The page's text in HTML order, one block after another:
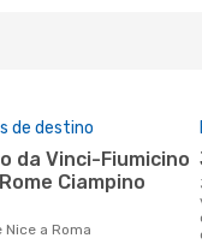
de destino
Ciampino
Nice a Roma
junho